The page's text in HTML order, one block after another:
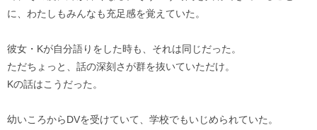
に、わたしもみんなも充足感を覚えていた。
彼女・Kが自分語りをした時も、それは同じだった。
ただちょっと、話の深刻さが群を抜いていただけ。
Kの話はこうだった。
幼いころからDVを受けていて、学校でもいじめられていた。